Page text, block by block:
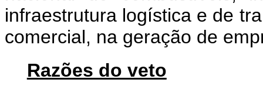
infraestrutura logística e de
comercial, na geração de
Razões do veto